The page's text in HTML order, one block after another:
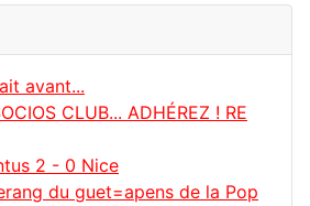
avant...
CLUB... ADHÉREZ ! RE
2 - 0 Nice
du guet=apens de la Pop